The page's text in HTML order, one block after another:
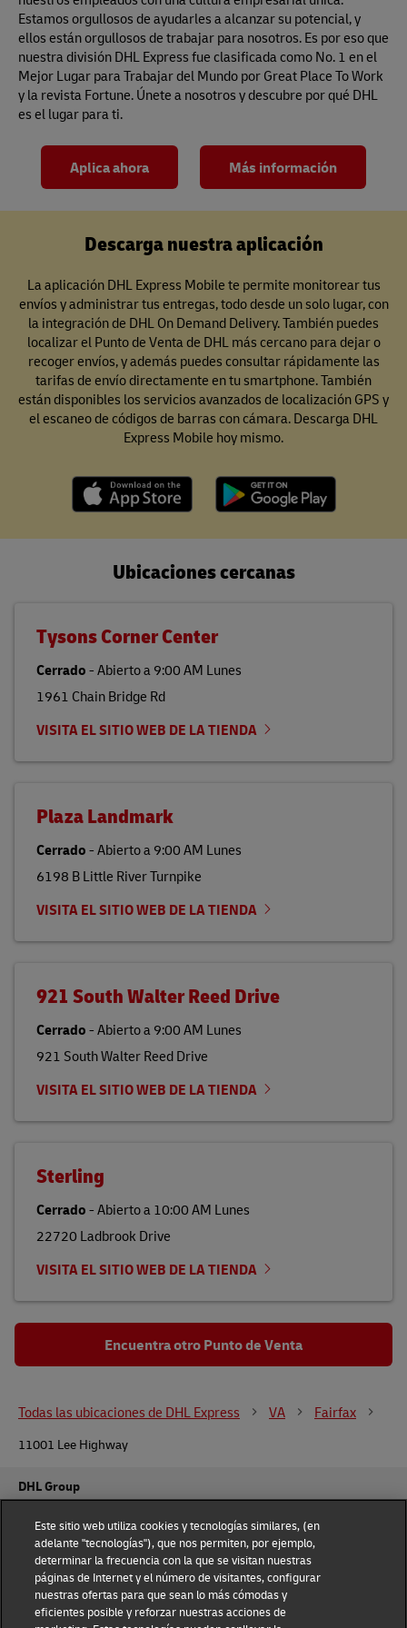
Estamos orgullosos de ayudarles a alcanzar su potencial, y
ellos están orgullosos de trabajar para nosotros. Es por eso que
nuestra división DHL Express fue clasificada como No. 1 en el
Mejor Lugar para Trabajar del Mundo por Great Place To Work
y la revista Fortune. Únete a nosotros y descubre por qué DHL
es el lugar para ti.
Aplica ahora Más información
Descarga nuestra aplicación
La aplicación DHL Express Mobile te permite monitorear tus
envíos y administrar tus entregas, todo desde un solo lugar, con
la integración de DHL On Demand Delivery. También puedes
localizar el Punto de Venta de DHL más cercano para dejar o
recoger envíos, y además puedes consultar rápidamente las
tarifas de envío directamente en tu smartphone. También
están disponibles los servicios avanzados de localización GPS y
el escaneo de códigos de barras con cámara. Descarga DHL
Express Mobile hoy mismo.
Ubicaciones cercanas
Tysons Corner Center
Cerrado-Abierto a9:00 AM Lunes
1961 Chain Bridge Rd
VISITA EL SITIO WEB DE LA TIENDA
Plaza Landmark
Cerrado-Abierto a9:00 AM Lunes
6198 B Little River Turnpike
VISITA EL SITIO WEB DE LA TIENDA
921 South Walter Reed Drive
Cerrado-Abierto a9:00 AM Lunes
921 South Walter Reed Drive
VISITA EL SITIO WEB DE LA TIENDA
Sterling
Cerrado-Abierto a10:00 AM Lunes
22720 Ladbrook Drive
VISITA EL SITIO WEB DE LA TIENDA
Encuentra otro Punto de Venta
Todas las ubicaciones de DHL Express VA Fairfax
11001 Lee Highway
DHL Group
Fraud Awareness Legal Notice
Terms of Use Privacy Notice
Dispute Resolution Accessibility
Este sitio web utiliza cookies y tecnologías similares, (en
adelante "tecnologías"), que nos permiten, por ejemplo,
determinar la frecuencia con la que se visitan nuestras
páginas de Internet y el número de visitantes, configurar
nuestras ofertas para que sean lo más cómodas y
eficientes posible y reforzar nuestras acciones de